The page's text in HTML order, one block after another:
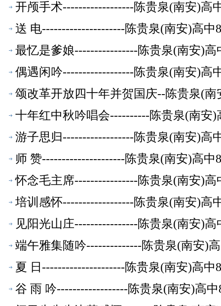
开颅手术------------------陈贵泉(南安)高
送 电---------------------陈贵泉(南安)高中
最忆是爹娘----------------陈贵泉(南安)高
偶遇闲吟------------------陈贵泉(南安)高
颂改革开放四十年并贺国庆--陈贵泉(
十年红中秋吟唱会----------陈贵泉(南安)
游子思归------------------陈贵泉(南安)高
师 赞---------------------陈贵泉(南安)高中
怀念毛主席----------------陈贵泉(南安)高
培训感怀------------------陈贵泉(南安)高
见阳光山庄----------------陈贵泉(南安)
端午雅集随吟--------------陈贵泉(南安)
夏 日---------------------陈贵泉(南安)高中
谷 雨 吟------------------陈贵泉(南安)高